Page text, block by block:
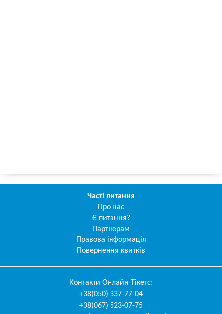
Часті питання
Про нас
Є питання?
Партнерам
Правова інформація
Повернення квитків
Контакти Онлайн Тікетс:
+38(050) 337-77-04
+38(067) 523-07-75